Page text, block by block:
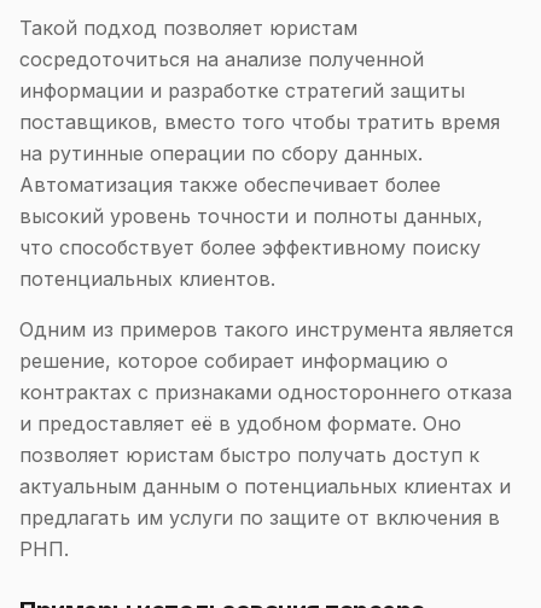
Такой подход позволяет юристам
сосредоточиться на анализе полученной
информации и разработке стратегий защиты
поставщиков, вместо того чтобы тратить время
на рутинные операции по сбору данных.
Автоматизация также обеспечивает более
высокий уровень точности и полноты данных,
что способствует более эффективному поиску
потенциальных клиентов.
Одним из примеров такого инструмента является
решение, которое собирает информацию о
контрактах с признаками одностороннего отказа
и предоставляет её в удобном формате. Оно
позволяет юристам быстро получать доступ к
актуальным данным о потенциальных клиентах и
предлагать им услуги по защите от включения в
РНП.